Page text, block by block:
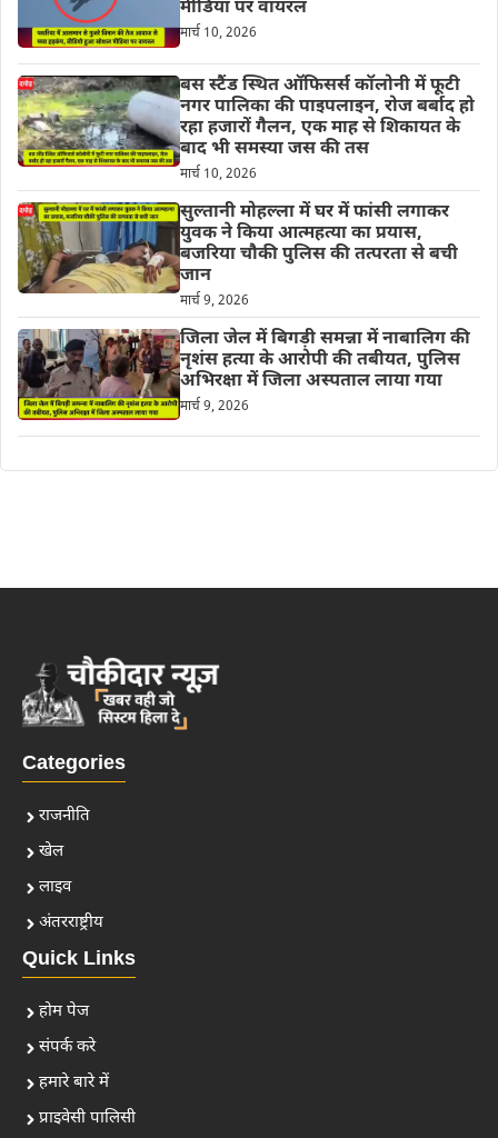
मीडिया पर वायरल
मार्च 10, 2026
बस स्टैंड स्थित ऑफिसर्स कॉलोनी में फूटी
नगर पालिका की पाइपलाइन, रोज बर्बाद हो
रहा हजारों गैलन, एक माह से शिकायत के
बाद भी समस्या जस की तस
मार्च 10, 2026
सुल्तानी मोहल्ला में घर में फांसी लगाकर
युवक ने किया आत्महत्या का प्रयास,
बजरिया चौकी पुलिस की तत्परता से बची
जान
मार्च 9, 2026
जिला जेल में बिगड़ी समन्ना में नाबालिग की
नृशंस हत्या के आरोपी की तबीयत, पुलिस
अभिरक्षा में जिला अस्पताल लाया गया
मार्च 9, 2026
Categories
राजनीति
खेल
लाइव
अंतरराष्ट्रीय
Quick Links
होम पेज
संपर्क करे
हमारे बारे में
प्राइवेसी पालिसी